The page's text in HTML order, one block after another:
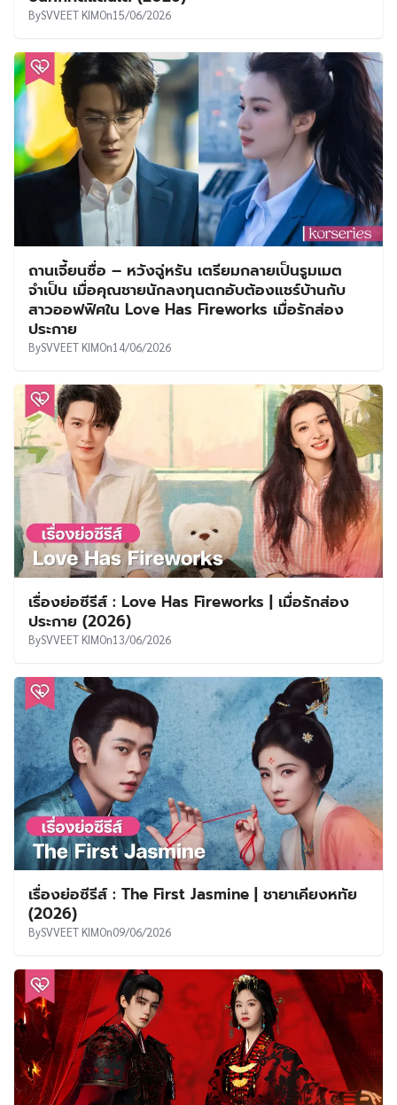
BySVVEET KIMOn15/06/2026
ถานเจี้ยนซื่อ – หวังฉู่หรัน เตรียมกลายเป็นรูมเมต
จำเป็น เมื่อคุณชายนักลงทุนตกอับต้องแชร์บ้านกับ
สาวออฟฟิศใน Love Has Fireworks เมื่อรักส่อง
ประกาย
BySVVEET KIMOn14/06/2026
เรื่องย่อซีรีส์ : Love Has Fireworks | เมื่อรักส่อง
ประกาย (2026)
BySVVEET KIMOn13/06/2026
เรื่องย่อซีรีส์ : The First Jasmine | ชายาเคียงหทัย
(2026)
BySVVEET KIMOn09/06/2026